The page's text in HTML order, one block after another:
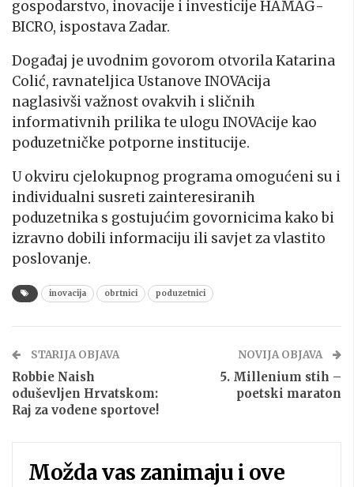
gospodarstvo, inovacije i investicije HAMAG-
BICRO, ispostava Zadar.
Događaj je uvodnim govorom otvorila Katarina
Colić, ravnateljica Ustanove INOVAcija
naglasivši važnost ovakvih i sličnih
informativnih prilika te ulogu INOVAcije kao
poduzetničke potporne institucije.
U okviru cjelokupnog programa omogućeni su i
individualni susreti zainteresiranih
poduzetnika s gostujućim govornicima kako bi
izravno dobili informaciju ili savjet za vlastito
poslovanje.
inovacija obrtnici poduzetnici
STARIJA OBJAVA
Robbie Naish
oduševljen Hrvatskom:
Raj za vodene sportove!
NOVIJA OBJAVA
5. Millenium stih –
poetski maraton
Možda vas zanimaju i ove